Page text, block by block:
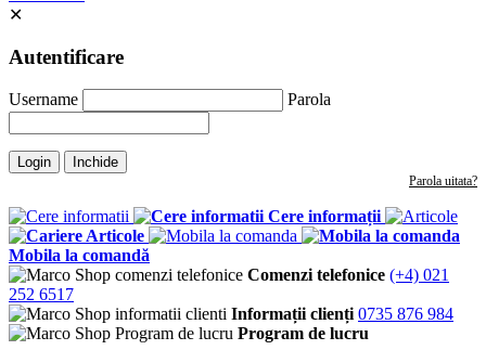
✕
Autentificare
Username Parola
Login Inchide
Parola uitata?
Cere informații
Articole
Mobila la comandă
Comenzi telefonice (+4) 021
252 6517
Informații clienți 0735 876 984
Program de lucru